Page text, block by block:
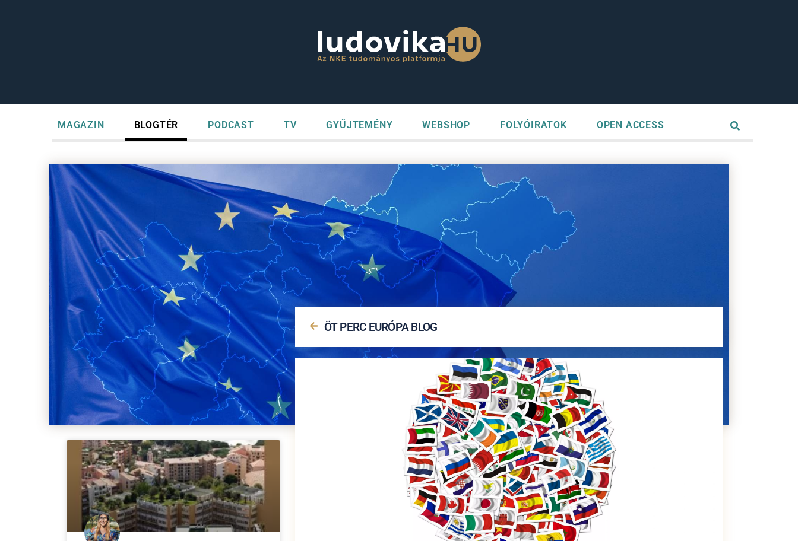
MAGAZIN BLOGTÉR PODCAST TV GYŰJTEMÉNY WEBSHOP FOLYÓIRATOK OPEN ACCESS
ÖT PERC EURÓPA BLOG